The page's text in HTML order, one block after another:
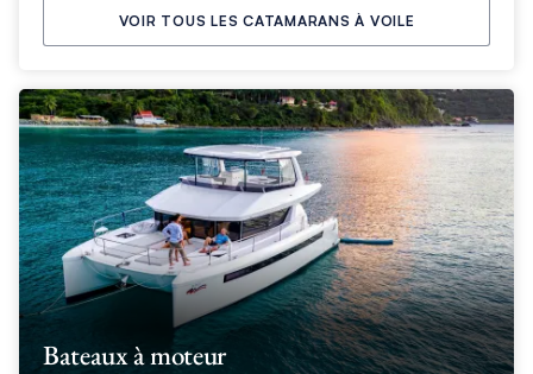
VOIR TOUS LES CATAMARANS À VOILE
Bateaux à moteur